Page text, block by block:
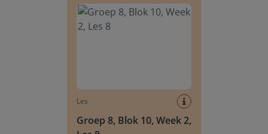
Les
Groep 8, Blok 10, Week 2,